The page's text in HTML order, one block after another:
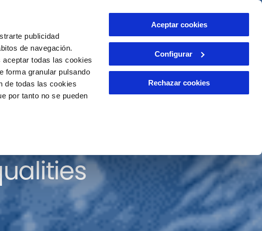
publicidad
de navegación.
todas las cookies
forma granular pulsando
de todas las cookies
por tanto no se pueden
Aceptar cookies
Configurar
Rechazar cookies
EN
the detection of